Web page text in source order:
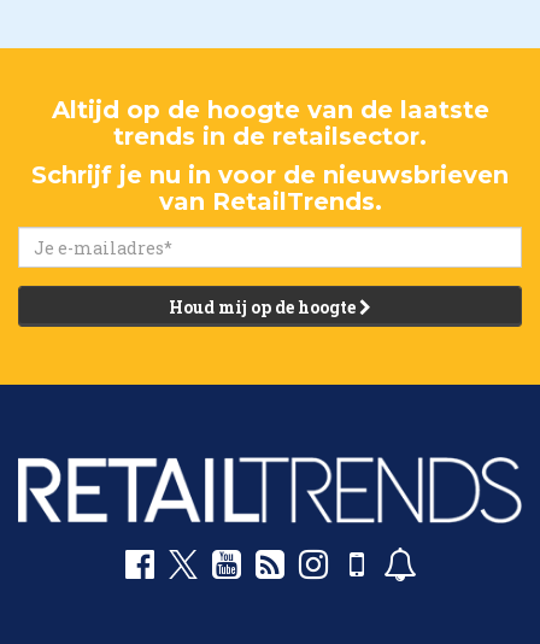
Altijd op de hoogte van de laatste
trends in de retailsector.
Schrijf je nu in voor de nieuwsbrieven
van RetailTrends.
Houd mij op de hoogte